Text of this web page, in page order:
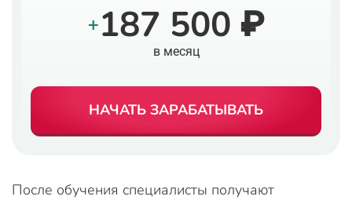
+187 500 ₽
в месяц
НАЧАТЬ ЗАРАБАТЫВАТЬ
После обучения специалисты получают